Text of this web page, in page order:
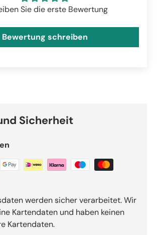
Sie die erste Bewertung
Bewertung schreiben
Sicherheit
werden sicher verarbeitet. Wir
Kartendaten und haben keinen
Kartendaten.